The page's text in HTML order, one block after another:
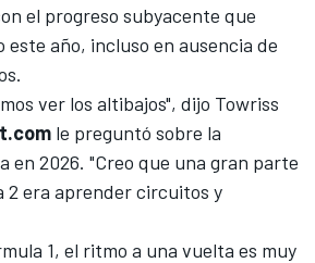
el progreso subyacente que
este año, incluso en ausencia de
ver los altibajos", dijo Towriss
le preguntó sobre la
en 2026. "Creo que una gran parte
2 era aprender circuitos y
1, el ritmo a una vuelta es muy